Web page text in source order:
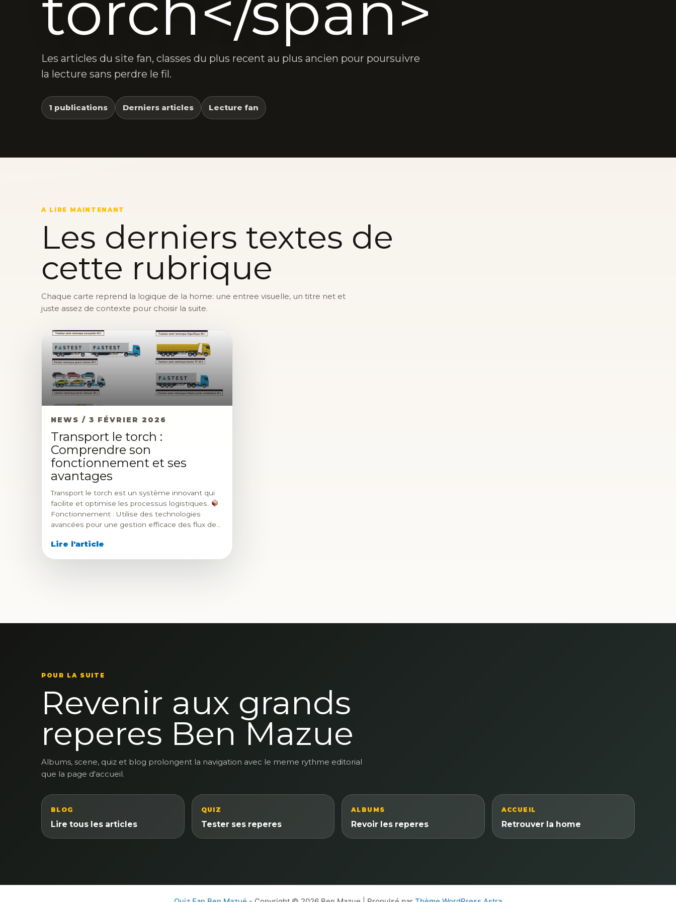
Les articles du site fan, classes du plus recent au plus ancien pour poursuivre
la lecture sans perdre le fil.
1 publications Derniers articles Lecture fan
A LIRE MAINTENANT
Les derniers textes de
cette rubrique
Chaque carte reprend la logique de la home: une entree visuelle, un titre net et
juste assez de contexte pour choisir la suite.
NEWS / 3 FÉVRIER 2026
Transport le torch :
Comprendre son
fonctionnement et ses
avantages
Transport le torch est un système innovant qui
facilite et optimise les processus logistiques.
Fonctionnement : Utilise des technologies
avancées pour une gestion efficace des flux de…
Lire l'article
POUR LA SUITE
Revenir aux grands
reperes Ben Mazue
Albums, scene, quiz et blog prolongent la navigation avec le meme rythme editorial
que la page d'accueil.
BLOG
Lire tous les articles
QUIZ
Tester ses reperes
ALBUMS
Revoir les reperes
ACCUEIL
Retrouver la home